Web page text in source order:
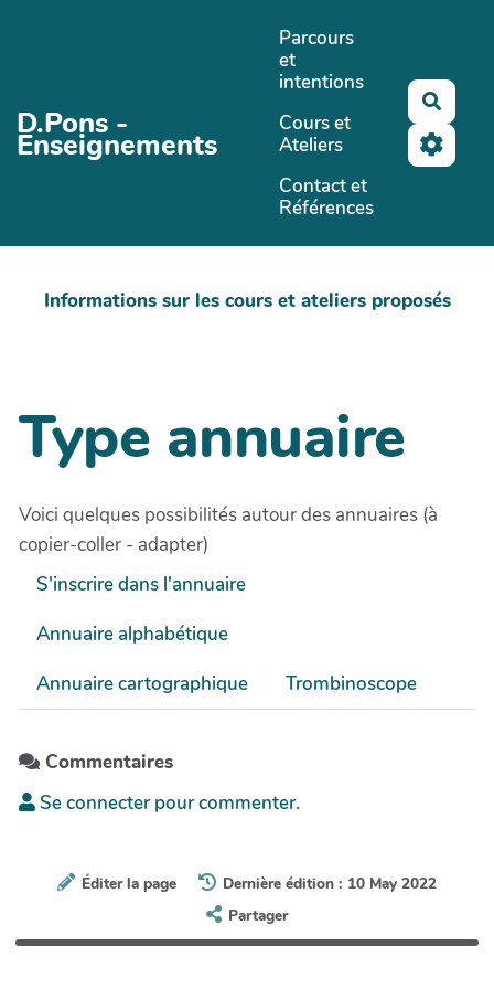
D.Pons -
Enseignements
Parcours
et
intentions
Cours et
Ateliers
Contact et
Références
Informations sur les cours et ateliers proposés
Type annuaire
Voici quelques possibilités autour des annuaires (à
copier-coller - adapter)
S'inscrire dans l'annuaire
Annuaire alphabétique
Annuaire cartographique
Trombinoscope
Commentaires
Se connecter pour commenter.
Éditer la page
Dernière édition : 10 May 2022
Partager